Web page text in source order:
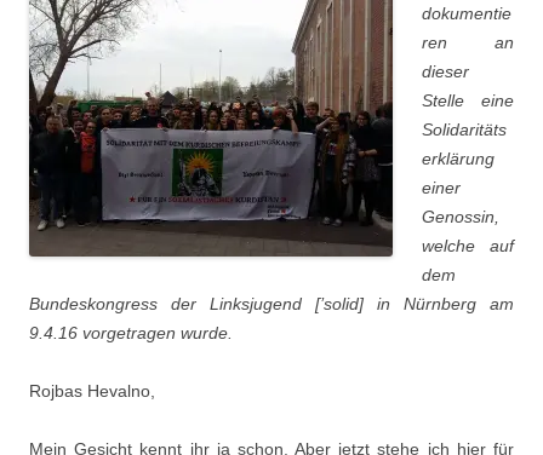
dokumentie
ren an
dieser
Stelle eine
Solidaritäts
erklärung
einer
Genossin,
welche auf
dem
Bundeskongress der Linksjugend [’solid] in Nürnberg am
9.4.16 vorgetragen wurde.
Rojbas Hevalno,
Mein Gesicht kennt ihr ja schon. Aber jetzt stehe ich hier für